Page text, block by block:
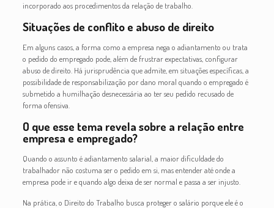
incorporado aos procedimentos da relação de trabalho.
Situações de conflito e abuso de direito
Em alguns casos, a forma como a empresa nega o adiantamento ou trata
o pedido do empregado pode, além de frustrar expectativas, configurar
abuso de direito. Há jurisprudência que admite, em situações específicas, a
possibilidade de responsabilização por dano moral quando o empregado é
submetido a humilhação desnecessária ao ter seu pedido recusado de
forma ofensiva.
O que esse tema revela sobre a relação entre
empresa e empregado?
Quando o assunto é adiantamento salarial, a maior dificuldade do
trabalhador não costuma ser o pedido em si, mas entender até onde a
empresa pode ir e quando algo deixa de ser normal e passa a ser injusto.
Na prática, o Direito do Trabalho busca proteger o salário porque ele é o